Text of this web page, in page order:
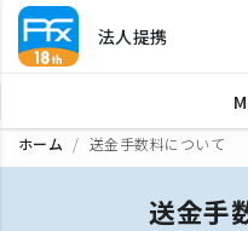
法人提携
ホーム 送金手数料について
送金手